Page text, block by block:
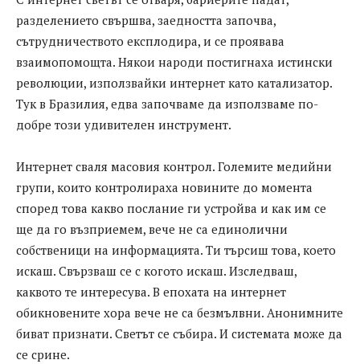
разделението свършва, заедността започва,
сътрудничеството експлодира, и се проявава
взаимопомощта. Някои народи постигнаха истински
революции, използвайки интернет като катализатор.
Тук в Бразилия, едва започваме да използваме по-
добре този удивителен инструмент.
Интернет сваля масовия контрол. Големите медийни
групи, които контролираха новините до момента
според това какво послание ги устройва и как им се
ще да го възприемем, вече не са единолични
собственици на информацията. Ти търсиш това, което
искаш. Свързваш се с когото искаш. Изследваш,
каквото те интересува. В епохата на интернет
обикновените хора вече не са безмълвни. Анонимните
биват признати. Светът се събира. И системата може да
се срине.